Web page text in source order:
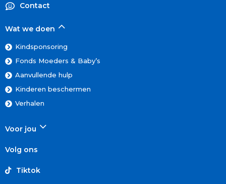
Contact
Wat we doen
Kindsponsoring
Fonds Moeders & Baby’s
Aanvullende hulp
Kinderen beschermen
Verhalen
Voor jou
Volg ons
Tiktok